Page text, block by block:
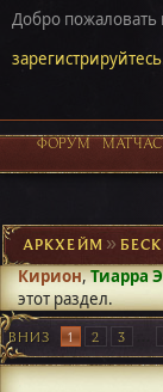
Добро пожаловать
зарегистрируйтесь
ФОРУМ
АРКХЕЙМ ►
Кирион,Тиарра
этот раздел.
ВНИЗ 1 2 3